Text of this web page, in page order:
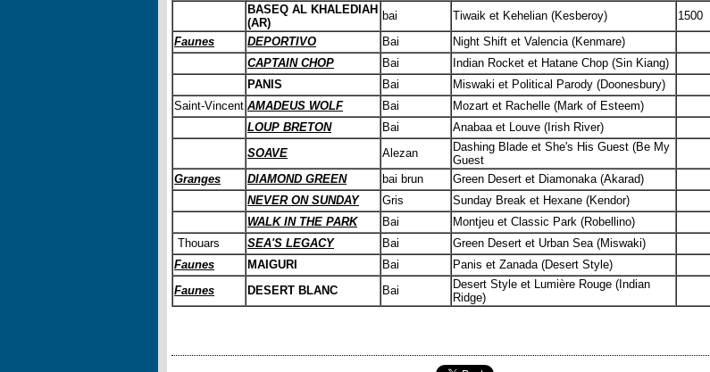
BASEQ AL KHALEDIAH
(AR)
bai Tiwaik et Kehelian (Kesberoy)
1500
Faunes
DEPORTIVO Bai Night Shift et Valencia (Kenmare)
CAPTAIN CHOP
Bai Indian Rocket et Hatane Chop (Sin Kiang)
PANIS
Bai Miswaki et Political Parody (Doonesbury)
Saint-Vincent AMADEUS WOLF Bai Mozart et Rachelle (Mark of Esteem)
LOUP BRETON
Bai Anabaa et Louve (Irish River)
SOAVE
Alezan
Dashing Blade et She's His Guest (Be My
Guest
Granges
DIAMOND GREEN bai brun Green Desert et Diamonaka (Akarad)
NEVER ON SUNDAY
Gris Sunday Break et Hexane (Kendor)
WALK IN THE PARK
Bai Montjeu et Classic Park (Robellino)
Thouars
SEA'S LEGACY Bai Green Desert et Urban Sea (Miswaki)
Faunes
MAIGURI Bai Panis et Zanada (Desert Style)
Faunes
DESERT BLANC Bai
Desert Style et Lumière Rouge (Indian
Ridge)